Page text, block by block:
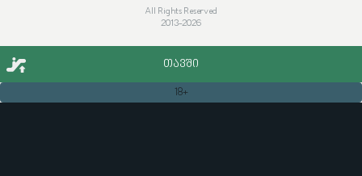
All Rights Reserved
2013-2026
ᲗᲐᲕᲨᲘ
18+